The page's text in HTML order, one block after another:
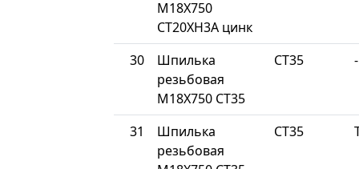
М18Х750
СТ20ХН3А цинк
30
Шпилька
резьбовая
М18Х750 СТ35
СТ35 -
31
Шпилька
резьбовая
СТ35